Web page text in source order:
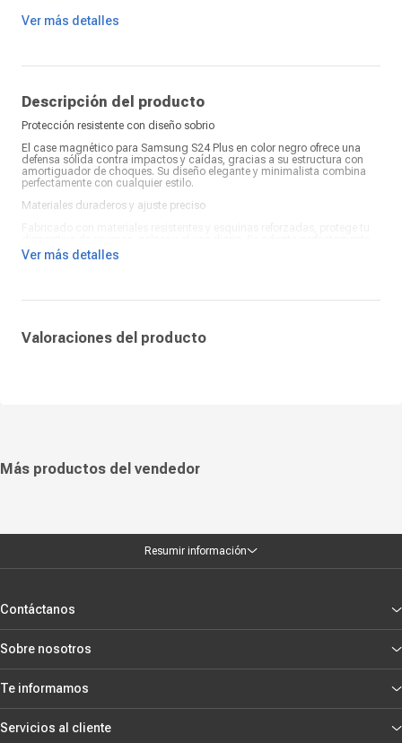
Ver más detalles
Descripción del producto
Protección resistente con diseño sobrio
El case magnético para Samsung S24 Plus en color negro ofrece una
defensa sólida contra impactos y caídas, gracias a su estructura con
amortiguador de choques. Su diseño elegante y minimalista combina
perfectamente con cualquier estilo.
Materiales duraderos y ajuste preciso
al contorno del equipo, permitiendo un acceso cómodo a todos los
puertos y botones.
Galaxy S24 Plus sin renunciar a la comodidad ni al estilo.
Ver más detalles
Valoraciones del producto
Más productos del vendedor
Resumir información
Contáctanos
Sobre nosotros
Te informamos
Servicios al cliente